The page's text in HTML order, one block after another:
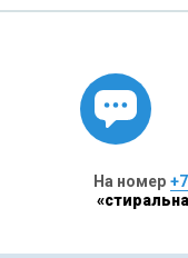
На номер